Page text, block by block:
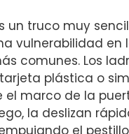
un truco muy
vulnerabilidad en
comunes. ‍Los
plástica o
el marco de la
la deslizan